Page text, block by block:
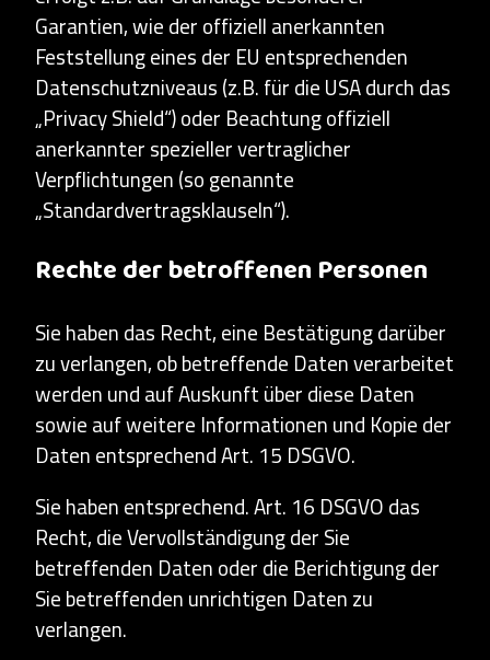
Garantien, wie der offiziell anerkannten
Feststellung eines der EU entsprechenden
Datenschutzniveaus (z.B. für die USA durch das
„Privacy Shield“) oder Beachtung offiziell
anerkannter spezieller vertraglicher
Verpflichtungen (so genannte
„Standardvertragsklauseln“).
Rechte der betroffenen Personen
Sie haben das Recht, eine Bestätigung darüber
zu verlangen, ob betreffende Daten verarbeitet
werden und auf Auskunft über diese Daten
sowie auf weitere Informationen und Kopie der
Daten entsprechend Art. 15 DSGVO.
Sie haben entsprechend. Art. 16 DSGVO das
Recht, die Vervollständigung der Sie
betreffenden Daten oder die Berichtigung der
Sie betreffenden unrichtigen Daten zu
verlangen.